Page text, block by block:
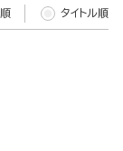
タイトル順